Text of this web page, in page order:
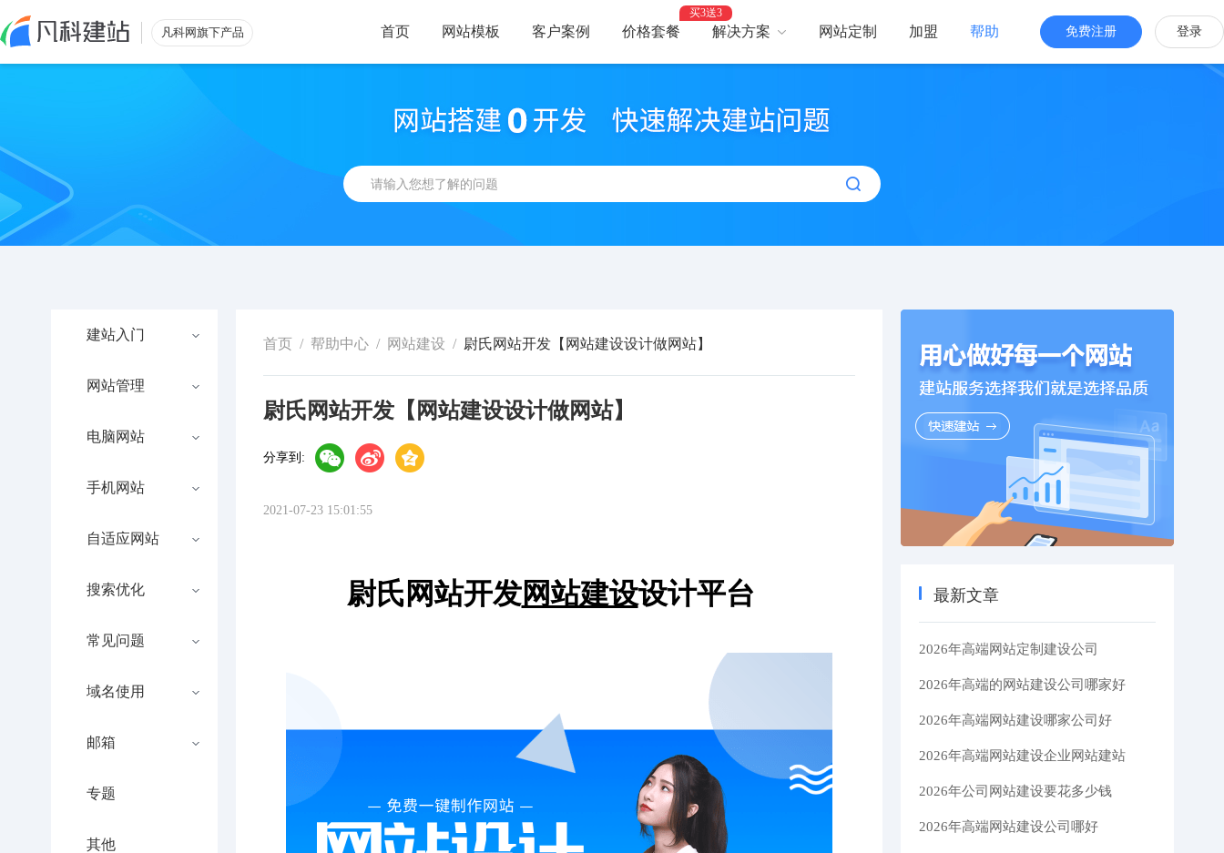
凡科网旗下产品 免费注册 登录
首页 网站模板 客户案例 价格套餐
买3送3
解决方案
智能建站，高效优化 助力品牌出海
开启全新交互体验
网站定制 加盟 帮助
建站入门
网站管理
电脑网站
手机网站
自适应网站
搜索优化
常见问题
域名使用
邮箱
专题
其他
首页 / 帮助中心 / 网站建设 / 尉氏网站开发【网站建设设计做网站】
尉氏网站开发【网站建设设计做网站】
分享到:
2021-07-23 15:01:55
尉氏网站开发网站建设设计平台 最新文章
2026年高端网站定制建设公司
2026年高端的网站建设公司哪家好
2026年高端网站建设哪家公司好
2026年高端网站建设企业网站建站
2026年公司网站建设要花多少钱
2026年高端网站建设公司哪好